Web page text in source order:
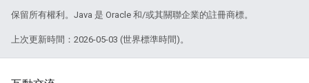
保留所有權利。Java 是 Oracle 和/或其關聯企業的註冊商標。
上次更新時間：2026-05-03 (世界標準時間)。